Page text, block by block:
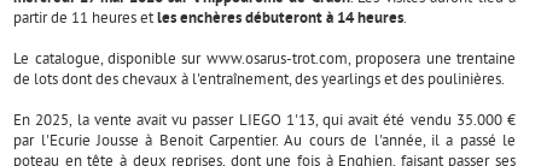
partir de 11 heures etles enchères débuteront à 14 heures
Le catalogue, disponible sur www.osarus-trot.com, proposera une trentaine
de lots dont des chevaux à l'entraînement, des yearlings et des poulinières.
En 2025, la vente avait vu passer LIEGO 1'13, qui avait été vendu 35.000 €
par l'Ecurie Jousse à Benoit Carpentier. Au cours de l'année, il a passé le
poteau en tête à deux reprises, dont une fois à Enghien, faisant passer ses